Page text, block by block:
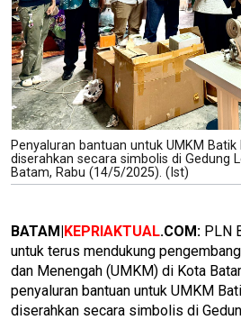
Penyaluran bantuan untuk UMKM
diserahkan secara simbolis di Gedung
Batam, Rabu (14/5/2025). (Ist)
BATAM|KEPRIAKTUAL.COM: PLN
untuk terus mendukung
dan Menengah (UMKM) di Kota
penyaluran bantuan untuk UMKM
diserahkan secara simbolis di